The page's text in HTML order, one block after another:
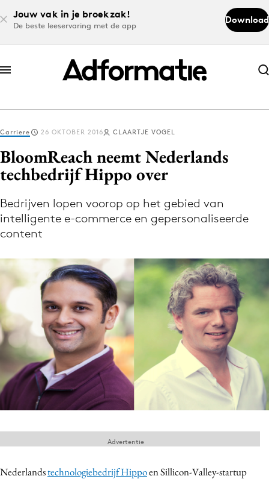
Jouw vak in je broekzak!
De beste leeservaring met de app
Download
Abonneer nu
Abonneer nu
Log in
Download de app
Volg het laatste nieuws via de Adformatie
Nieuws app
Menu
Home
9 sept: GenAI-training
12 nov: MarketingLive!
Adverteren
Events
Opleidingen
Vacatures
Academy
Carriere 26 OKTOBER 2016 CLAARTJE VOGEL
BloomReach neemt Nederlands
techbedrijf Hippo over
Bedrijven lopen voorop op het gebied van
intelligente e-commerce en gepersonaliseerde
content
Nederlandstechnologiebedrijf Hippoen Sillicon-Valley-startup
Advertentie